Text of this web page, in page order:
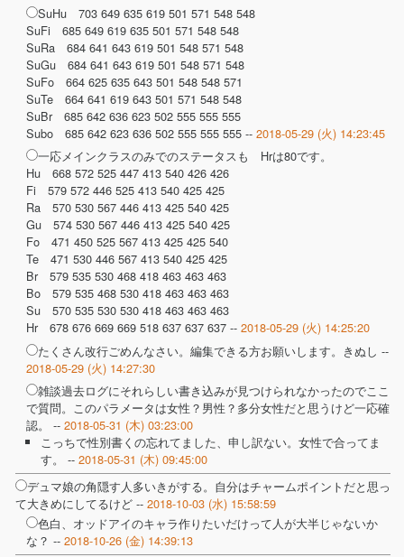
SuHu 703 649 635 619 501 571 548 548
SuFi 685 649 619 635 501 571 548 548
SuRa 684 641 643 619 501 548 571 548
SuGu 684 641 643 619 501 548 571 548
SuFo 664 625 635 643 501 548 548 571
SuTe 664 641 619 643 501 571 548 548
SuBr 685 642 636 623 502 555 555 555
Subo 685 642 623 636 502 555 555 555 -- 2018-05-29 (火) 14:23:45
一応メインクラスのみでのステータスも Hrは80です。
Hu 668 572 525 447 413 540 426 426
Fi 579 572 446 525 413 540 425 425
Ra 570 530 567 446 413 425 540 425
Gu 574 530 567 446 413 425 540 425
Fo 471 450 525 567 413 425 425 540
Te 471 530 446 567 413 540 425 425
Br 579 535 530 468 418 463 463 463
Bo 579 535 468 530 418 463 463 463
Su 570 535 530 530 418 463 463 463
Hr 678 676 669 669 518 637 637 637 -- 2018-05-29 (火) 14:25:20
たくさん改行ごめんなさい。編集できる方お願いします。きぬし --
2018-05-29 (火) 14:27:30
雑談過去ログにそれらしい書き込みが見つけられなかったのでここ
で質問。このパラメータは女性？男性？多分女性だと思うけど一応確
認。 -- 2018-05-31 (木) 03:23:00
こっちで性別書くの忘れてました、申し訳ない。女性で合ってま
す。 -- 2018-05-31 (木) 09:45:00
デュマ娘の角隠す人多いきがする。自分はチャームポイントだと思っ
て大きめにしてるけど -- 2018-10-03 (水) 15:58:59
色白、オッドアイのキャラ作りたいだけって人が大半じゃないか
な？ -- 2018-10-26 (金) 14:39:13